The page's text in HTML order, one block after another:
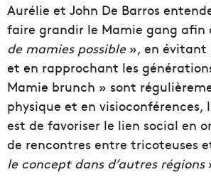
Aurélie et John De Barros
faire grandir le Mamie gang afin
de mamies possible», en évitant
et en rapprochant les
Mamie brunch » sont
physique et en visioconférences,
est de favoriser le lien social en
de rencontres entre tricoteuses
le concept dans d’autres régions